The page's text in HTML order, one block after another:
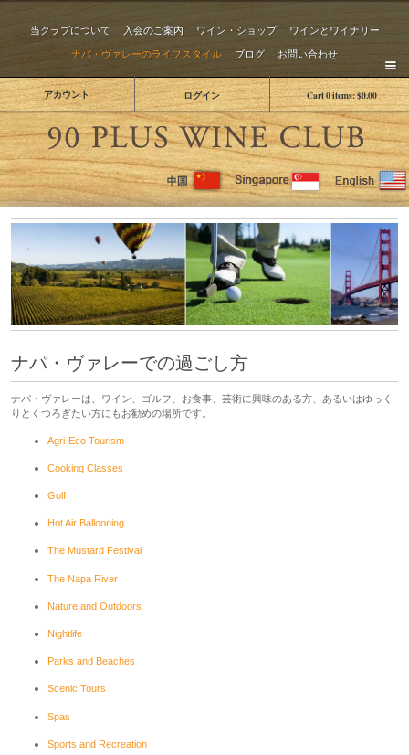
当クラブについて 入会のご案内 ワイン・ショップ
ワインとワイナリー
ナパ・ヴァレーのライフスタイル
ブログ お問い合わせ
Cart0items:$0.00
アカウント ログイン
The
ナパ・ヴァレーでの過ごし方
ナパ・ヴァレーは、ワイン、ゴルフ、お食事、芸術に興味のある方、あるいはゆっく
りとくつろぎたい方にもお勧めの場所です。
Agri-Eco Tourism
Cooking Classes
Golf
Hot Air Ballooning
The Mustard Festival
The Napa River
Nature and Outdoors
Nightlife
Parks and Beaches
Scenic Tours
Spas
Sports and Recreation